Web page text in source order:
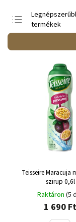
termékek
Legolcsóbb
Legdrágább
ABC szerint
Teisseire Maracuja
szirup 0,6l
Raktáron (5
1 690 Ft